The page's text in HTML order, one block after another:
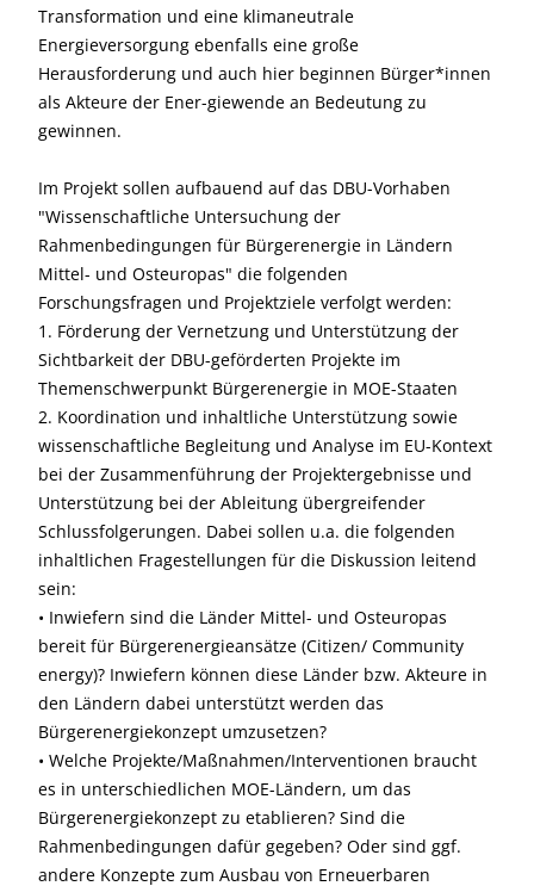
Transformation und eine klimaneutrale
Energieversorgung ebenfalls eine große
Herausforderung und auch hier beginnen Bürger*innen
als Akteure der Ener-giewende an Bedeutung zu
gewinnen.
Im Projekt sollen aufbauend auf das DBU-Vorhaben
"Wissenschaftliche Untersuchung der
Rahmenbedingungen für Bürgerenergie in Ländern
Mittel- und Osteuropas" die folgenden
Forschungsfragen und Projektziele verfolgt werden:
1. Förderung der Vernetzung und Unterstützung der
Sichtbarkeit der DBU-geförderten Projekte im
Themenschwerpunkt Bürgerenergie in MOE-Staaten
2. Koordination und inhaltliche Unterstützung sowie
wissenschaftliche Begleitung und Analyse im EU-Kontext
bei der Zusammenführung der Projektergebnisse und
Unterstützung bei der Ableitung übergreifender
Schlussfolgerungen. Dabei sollen u.a. die folgenden
inhaltlichen Fragestellungen für die Diskussion leitend
sein:
• Inwiefern sind die Länder Mittel- und Osteuropas
bereit für Bürgerenergieansätze (Citizen/ Community
energy)? Inwiefern können diese Länder bzw. Akteure in
den Ländern dabei unterstützt werden das
Bürgerenergiekonzept umzusetzen?
• Welche Projekte/Maßnahmen/Interventionen braucht
es in unterschiedlichen MOE-Ländern, um das
Bürgerenergiekonzept zu etablieren? Sind die
Rahmenbedingungen dafür gegeben? Oder sind ggf.
andere Konzepte zum Ausbau von Erneuerbaren